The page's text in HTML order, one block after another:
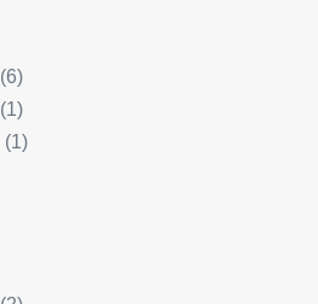
(6)
(1)
(1)